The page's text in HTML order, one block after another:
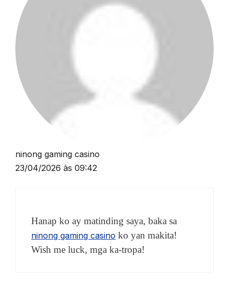
ninong gaming casino
23/04/2026 às 09:42
Hanap ko ay matinding saya, baka sa
ninong gaming casino ko yan makita!
Wish me luck, mga ka-tropa!